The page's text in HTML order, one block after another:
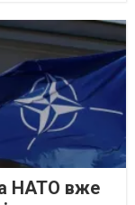
НАТО вже